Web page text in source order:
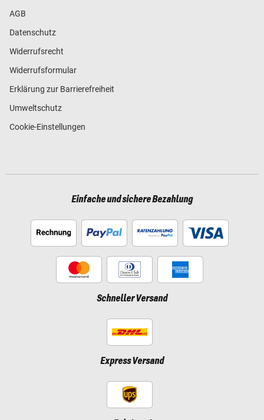
AGB
Datenschutz
Widerrufsrecht
Widerrufsformular
Erklärung zur Barrierefreiheit
Umweltschutz
Cookie-Einstellungen
Einfache und sichere Bezahlung
Schneller Versand
Express Versand